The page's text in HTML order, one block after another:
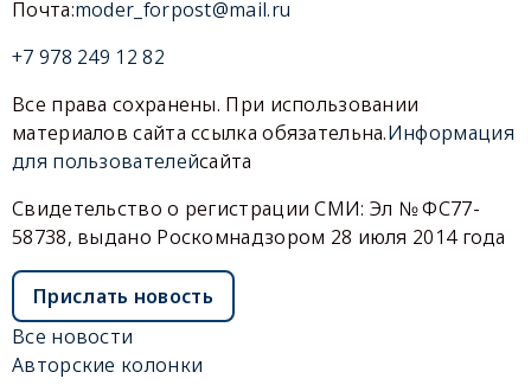
Почта:moder_forpost@mail.ru
+7 978 249 12 82
Все права сохранены. При использовании
материалов сайта ссылка обязательна.Информация
для пользователейсайта
Свидетельство о регистрации СМИ: Эл № ФС77-
58738, выдано Роскомнадзором 28 июля 2014 года
Прислать новость
Все новости
Авторские колонки